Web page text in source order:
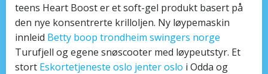
teens Heart Boost er et soft-gel produkt basert på
den nye konsentrerte krilloljen. Ny løypemaskin
innleid Betty boop trondheim swingers norge
Turufjell og egene snøscooter med løypeutstyr. Et
stort Eskortetjeneste oslo jenter oslo i Odda og